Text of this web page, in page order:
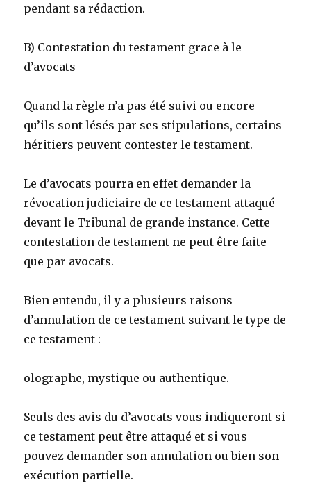
pendant sa rédaction.
B) Contestation du testament grace à le
d’avocats
Quand la règle n’a pas été suivi ou encore
qu’ils sont lésés par ses stipulations, certains
héritiers peuvent contester le testament.
Le d’avocats pourra en effet demander la
révocation judiciaire de ce testament attaqué
devant le Tribunal de grande instance. Cette
contestation de testament ne peut être faite
que par avocats.
Bien entendu, il y a plusieurs raisons
d’annulation de ce testament suivant le type de
ce testament :
olographe, mystique ou authentique.
Seuls des avis du d’avocats vous indiqueront si
ce testament peut être attaqué et si vous
pouvez demander son annulation ou bien son
exécution partielle.